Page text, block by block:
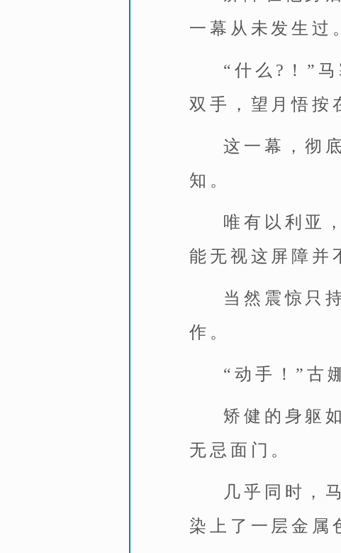
一幕从未发生过
“什么?！”
双手，望月悟按
这一幕，彻
知。
唯有以利亚
能无视这屏障并
当然震惊只
作。
“动手！”古
矫健的身躯
无忌面门。
几乎同时，
染上了一层金属